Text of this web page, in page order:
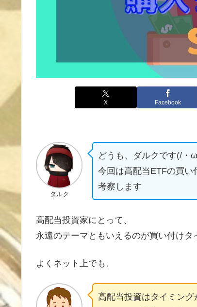
X Facebook
ダルク
どうも、ダルクです(/・
今回は高配当ETFの買い
考察します
高配当投資家にとって、
永遠のテーマともいえるのが買い付けタ
よくネット上でも、
高配当投資はタイミング